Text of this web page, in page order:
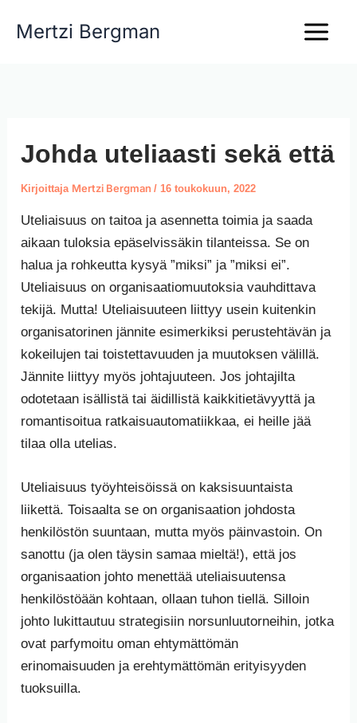
sisältöön
Mertzi Bergman
Johda uteliaasti sekä että
Kirjoittaja Mertzi Bergman/ 16 toukokuun, 2022
Uteliaisuus on taitoa ja asennetta toimia ja saada
aikaan tuloksia epäselvissäkin tilanteissa. Se on
halua ja rohkeutta kysyä ”miksi” ja ”miksi ei”.
Uteliaisuus on organisaatiomuutoksia vauhdittava
tekijä. Mutta! Uteliaisuuteen liittyy usein kuitenkin
organisatorinen jännite esimerkiksi perustehtävän ja
kokeilujen tai toistettavuuden ja muutoksen välillä.
Jännite liittyy myös johtajuuteen. Jos johtajilta
odotetaan isällistä tai äidillistä kaikkitietävyyttä ja
romantisoitua ratkaisuautomatiikkaa, ei heille jää
tilaa olla utelias.
Uteliaisuus työyhteisöissä on kaksisuuntaista
liikettä. Toisaalta se on organisaation johdosta
henkilöstön suuntaan, mutta myös päinvastoin. On
sanottu (ja olen täysin samaa mieltä!), että jos
organisaation johto menettää uteliaisuutensa
henkilöstöään kohtaan, ollaan tuhon tiellä. Silloin
johto lukittautuu strategisiin norsunluutorneihin, jotka
ovat parfymoitu oman ehtymättömän
erinomaisuuden ja erehtymättömän erityisyyden
tuoksuilla.